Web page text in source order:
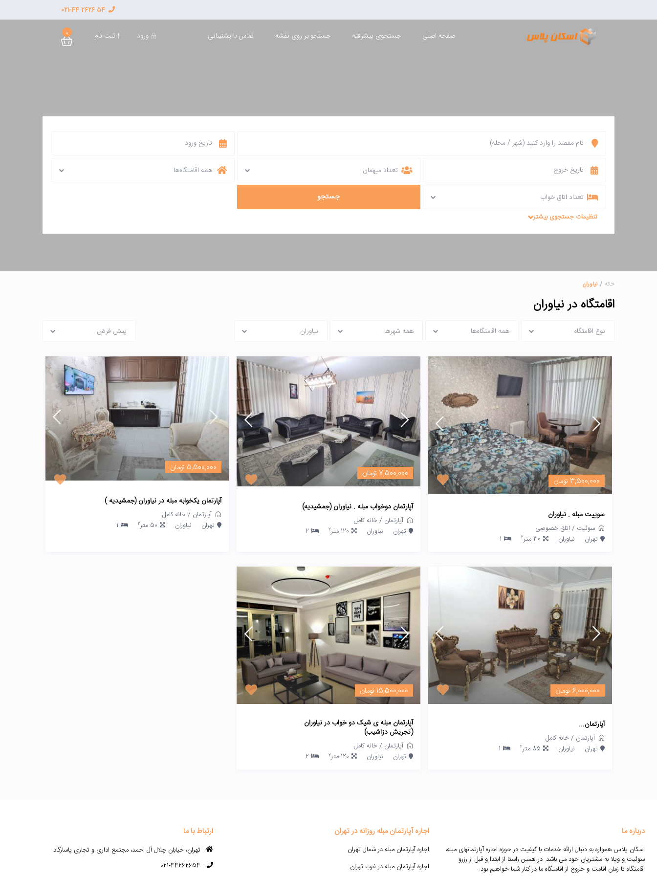
54 2626 021-44
0 ورود ثبت نام صفحه اصلی جستجوی پیشرفته جستجو بر روی نقشه تماس با پشنیبانی
تعداد میهمان همه اقامتگاه‌ها
تعداد اتاق خواب
تنظیمات جستجوی بیشتر
خانه نیاوران
اقامتگاه در نیاوران
نوع اقامتگاه همه اقامتگاه‌ها همه شهرها نیاوران پیش فرض
3,500,000 تومان
سوییت مبله . نیاوران
سوئیت / اتاق خصوصی
تهران
نیاوران 30 متر 2
1
7,500,000 تومان
آپارتمان دوخواب مبله . نیاوران (جمشیدیه)
آپارتمان /خانه کامل
تهران
نیاوران 120 متر 2
2
5,500,000 تومان
آپارتمان یکخوابه مبله در نیاوران (جمشیدیه )
آپارتمان /خانه کامل
تهران
نیاوران 50 متر 2
1
6,000,000 تومان
آپارتمان...
آپارتمان /خانه کامل
تهران
نیاوران 85 متر 2
1
15,500,000 تومان
آپارتمان مبله ی شیک دو خواب در نیاوران
(تجریش دزاشیب)
آپارتمان /خانه کامل
تهران
نیاوران 120 متر 2
2
درباره ما
اسکان پلاس همواره به دنبال ارائه خدمات با کیفیت در حوزه اجاره آپارتمانهای مبله،
سوئیت و ویلا به مشتریان خود می باشد. در همین راستا از ابتدا و قبل از رزرو
اقامتگاه تا زمان اقامت و خروج از اقامتگاه ما در کنار شما خواهیم بود.
اجاره آپارتمان مبله روزانه در تهران
اجاره آپارتمان مبله در شمال تهران
اجاره آپارتمان مبله در غرب تهران
ارتباط با ما
تهران، خیابان چلال آل احمد، مجتمع اداری و تجاری پاسارگاد
021-44262654